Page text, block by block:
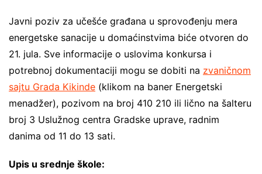
Javni poziv za učešće građana u sprovođenju mera
energetske sanacije u domaćinstvima biće otvoren do
21. jula. Sve informacije o uslovima konkursa i
potrebnoj dokumentaciji mogu se dobiti na zvaničnom
sajtu Grada Kikinde (klikom na baner Energetski
menadžer), pozivom na broj 410 210 ili lično na šalteru
broj 3 Uslužnog centra Gradske uprave, radnim
danima od 11 do 13 sati.
Upis u srednje škole: